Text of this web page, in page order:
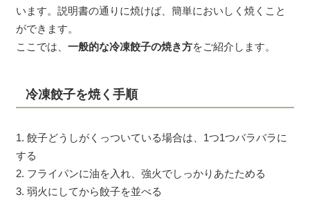
います。説明書の通りに焼けば、簡単においしく焼くこと
ができます。
ここでは、 一般的な冷凍餃子の焼き方をご紹介します。
冷凍餃子を焼く手順
1. 餃子どうしがくっついている場合は、1つ1つバラバラに
する
2. フライパンに油を入れ、強火でしっかりあたためる
3. 弱火にしてから餃子を並べる